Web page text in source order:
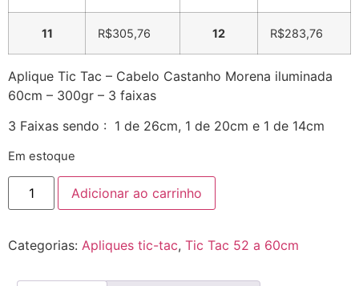
11 R$305,76 12 R$283,76
Aplique Tic Tac – Cabelo Castanho Morena iluminada
60cm – 300gr – 3 faixas
3 Faixas sendo : 1 de 26cm, 1 de 20cm e 1 de 14cm
Em estoque
Adicionar ao carrinho
Categorias: Apliques tic-tac, Tic Tac 52 a 60cm